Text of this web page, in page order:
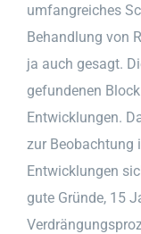
umfangreiches
Behandlung von
ja auch gesagt.
gefundenen
Entwicklungen.
zur Beobachtung
Entwicklungen
gute Gründe, 15